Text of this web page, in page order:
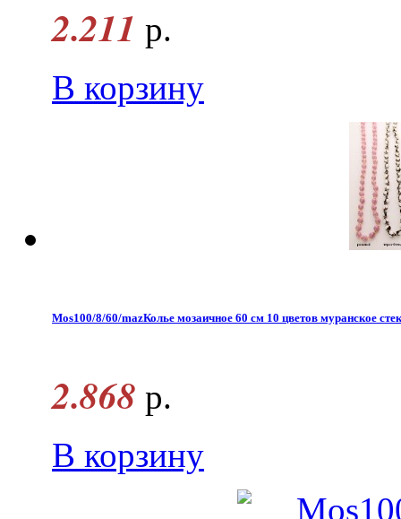
2.211 р.
В корзину
Mos100/8/60/mazКолье мозаичное 60 см 10 цветов муранское
2.868 р.
В корзину